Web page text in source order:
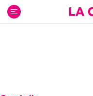
contenido